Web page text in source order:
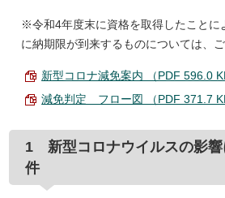
※令和4年度末に資格を取得したことに
に納期限が到来するものについては、ご
新型コロナ減免案内 （PDF 596.0
減免判定 フロー図 （PDF 371.7
1 新型コロナウイルスの影響
件